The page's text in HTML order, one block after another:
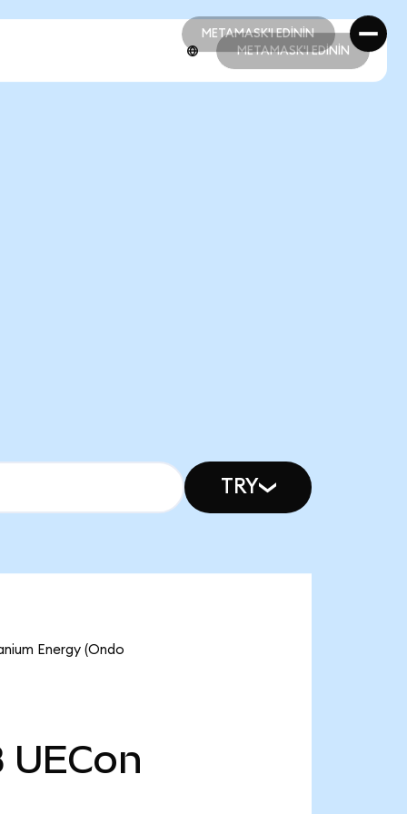
METAMASK'I EDİNİN
METAMASK'I EDİNİN
METAMASK'I EDİNİN
TRY
Energy (Ondo
UECon